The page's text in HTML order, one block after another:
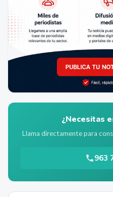
¿Necesitas
Llama directamente para
963